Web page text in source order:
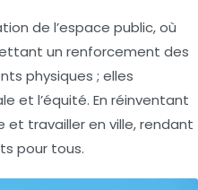
de l’espace public, où
un renforcement des
physiques ; elles
et l’équité. En réinventant
et travailler en ville, rendant
pour tous.